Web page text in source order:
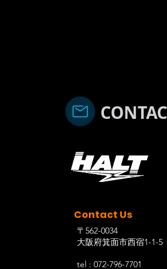
〒562-0034
大阪府箕面市西宿1-1-5
tel : 072-796-7701
Contact Us